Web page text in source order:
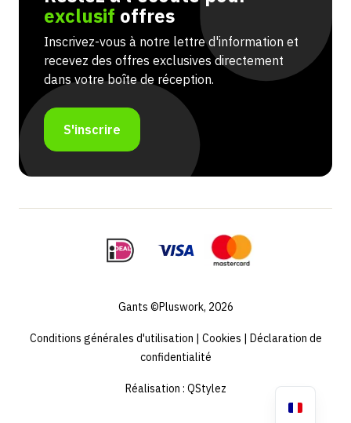
exclusif offres
Inscrivez-vous à notre lettre d'information et
recevez des offres exclusives directement
dans votre boîte de réception.
S'inscrire
Gants ©Pluswork, 2026
Conditions générales d'utilisation | Cookies | Déclaration de
confidentialité
Réalisation : QStylez